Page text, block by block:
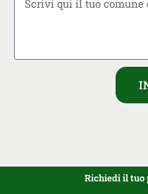
Richiedi il